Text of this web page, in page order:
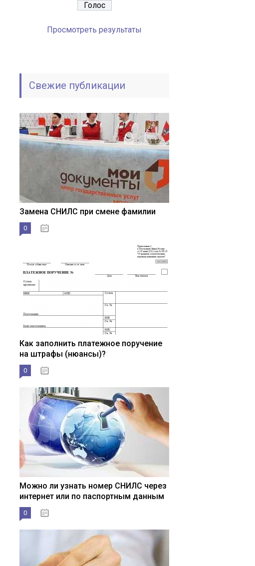
Просмотреть результаты
Свежие публикации
Замена СНИЛС при смене фамилии
0
Как заполнить платежное поручение
на штрафы (нюансы)?
0
Можно ли узнать номер СНИЛС через
интернет или по паспортным данным
0